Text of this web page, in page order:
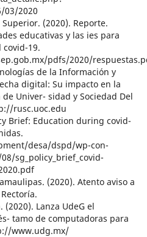
03/2020
(2020). Reporte.
educativas y las ies para
19.
pdfs/2020/
de la Información y
digital: Su impacto en la
Univer- sidad y Sociedad Del
rusc.uoc.edu
Brief: Education during covid-
desa/dspd/wp-con-
sg_policy_brief_covid-
(2020). Atento aviso a
Lanza UdeG el
tamo de computadoras para
www.udg.mx/